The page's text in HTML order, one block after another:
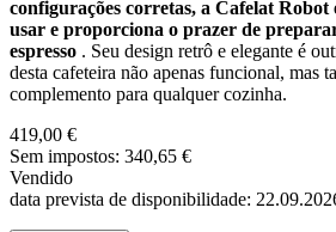
configurações corretas, a Cafelat Robot
usar e proporciona o prazer de
espresso . Seu design retrô e elegante é
desta cafeteira não apenas funcional, mas
complemento para qualquer cozinha.
419,00 €
Sem impostos: 340,65 €
Vendido
data prevista de disponibilidade: